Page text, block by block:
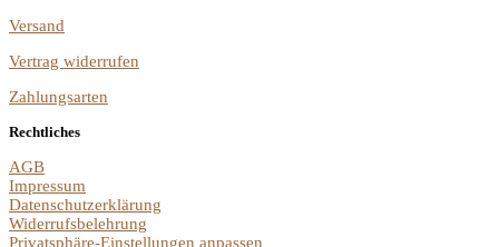
Versand
Vertrag widerrufen
Zahlungsarten
Rechtliches
AGB
Impressum
Datenschutzerklärung
Widerrufsbelehrung
Privatsphäre-Einstellungen anpassen